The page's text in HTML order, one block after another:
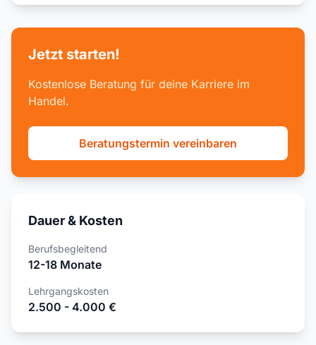
Jetzt starten!
Kostenlose Beratung für deine Karriere im
Handel.
Beratungstermin vereinbaren
Dauer & Kosten
Berufsbegleitend
12-18 Monate
Lehrgangskosten
2.500 - 4.000 €